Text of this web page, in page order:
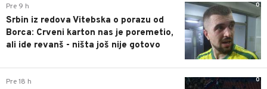
0
Pre 9 h
Srbin iz redova Vitebska o porazu od
Borca: Crveni karton nas je poremetio,
ali ide revanš - ništa još nije gotovo
0
Pre 18 h